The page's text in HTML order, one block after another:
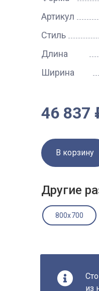
Артикул
Стиль
Длина
Ширина
46 837
В корзину
Другие
800x700
из